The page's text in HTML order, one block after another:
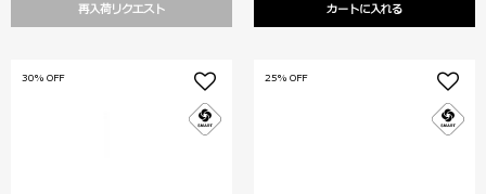
再入荷リクエスト カートに入れる
30% OFF 25% OFF